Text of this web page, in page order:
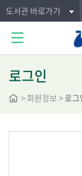
도서관 바로가기
로그인
> 회원정보 >로그